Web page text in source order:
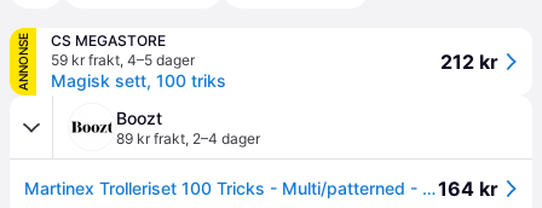
ANNONSE
CS MEGASTORE
59 kr frakt, 4–5 dager
Magisk sett, 100 triks
212 kr
Boozt
89 kr frakt, 2–4 dager
Martinex Trolleriset 100 Tricks - Multi/patterned - ONE SIZE164 kr